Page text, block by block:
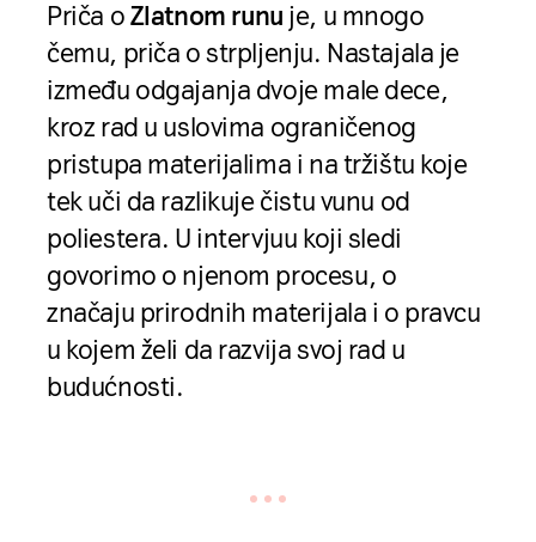
Priča o Zlatnom runu je, u mnogo
čemu, priča o strpljenju. Nastajala je
između odgajanja dvoje male dece,
kroz rad u uslovima ograničenog
pristupa materijalima i na tržištu koje
tek uči da razlikuje čistu vunu od
poliestera. U intervjuu koji sledi
govorimo o njenom procesu, o
značaju prirodnih materijala i o pravcu
u kojem želi da razvija svoj rad u
budućnosti.